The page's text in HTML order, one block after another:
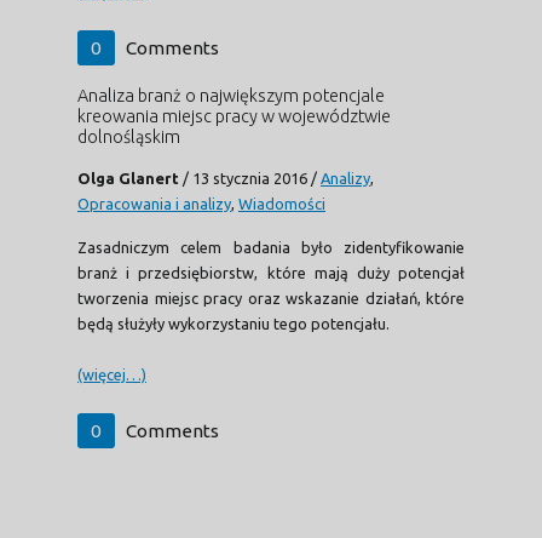
0 Comments
Analiza branż o największym potencjale
kreowania miejsc pracy w województwie
dolnośląskim
Olga Glanert / 13 stycznia 2016 / Analizy
Opracowania i analizy Wiadomości
Zasadniczym celem badania było zidentyfikowanie
branż i przedsiębiorstw, które mają duży potencjał
tworzenia miejsc pracy oraz wskazanie działań, które
będą służyły wykorzystaniu tego potencjału.
(więcej…)
0 Comments